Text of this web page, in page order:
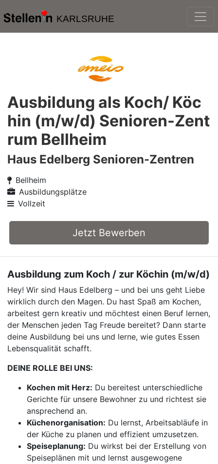
KARLSRUHE
Ausbildung als Koch/ Köc
hin (m/w/d) Senioren-Zent
rum Bellheim
Haus Edelberg Senioren-Zentren
Bellheim
Ausbildungsplätze
Vollzeit
Jetzt Bewerben
Ausbildung zum Koch / zur Köchin (m/w/d)
Hey! Wir sind Haus Edelberg – und bei uns geht Liebe
wirklich durch den Magen. Du hast Spaß am Kochen,
arbeitest gern kreativ und möchtest einen Beruf lernen,
der Menschen jeden Tag Freude bereitet? Dann starte
deine Ausbildung bei uns und lerne, wie gutes Essen
Lebensqualität schafft.
DEINE ROLLE BEI UNS:
Kochen mit Herz: Du bereitest unterschiedliche
Gerichte für unsere Bewohner zu und richtest sie
ansprechend an.
Küchenorganisation: Du lernst, Arbeitsabläufe in
der Küche zu planen und effizient umzusetzen.
Speiseplanung: Du wirkst bei der Erstellung von
Speiseplänen mit und lernst ausgewogene